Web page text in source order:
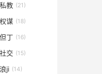
私教 (21)
权谋 (18)
但丁 (16)
社交 (15)
浪ji (14)